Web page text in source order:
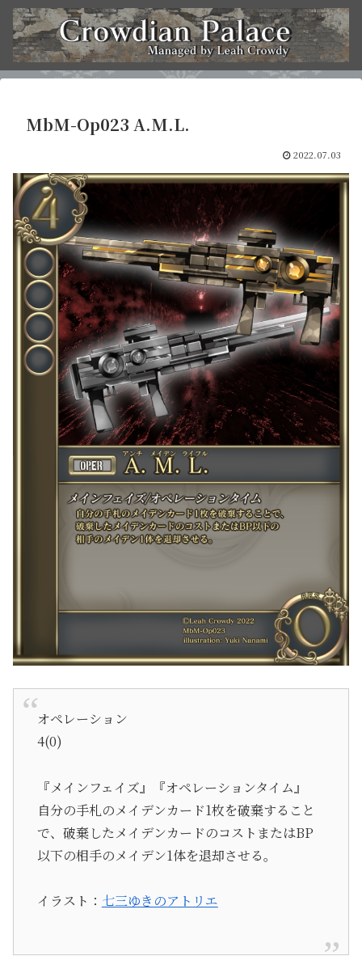
MbM-Op023 A.M.L.
2022.07.03
オペレーション
4(0)
『メインフェイズ』『オペレーションタイム』
自分の手札のメイデンカード1枚を破棄すること
で、破棄したメイデンカードのコストまたはBP
以下の相手のメイデン1体を退却させる。
イラスト： 七三ゆきのアトリエ